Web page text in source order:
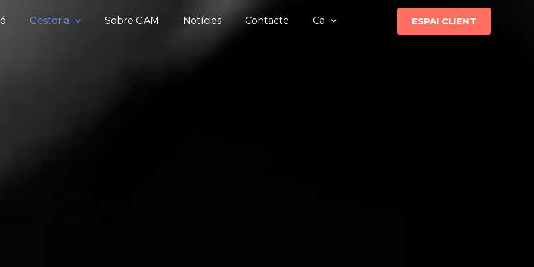
Gestoria Sobre GAM Notícies Contacte Ca ESPAI CLIENT